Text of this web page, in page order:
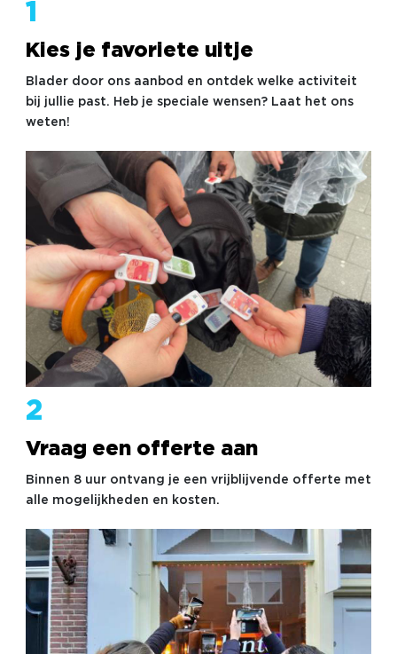
1
Kies je favoriete uitje
Blader door ons aanbod en ontdek welke activiteit
bij jullie past. Heb je speciale wensen? Laat het ons
weten!
2
Vraag een offerte aan
Binnen 8 uur ontvang je een vrijblijvende offerte met
alle mogelijkheden en kosten.